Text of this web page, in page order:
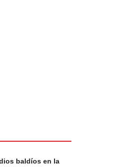
baldíos en la